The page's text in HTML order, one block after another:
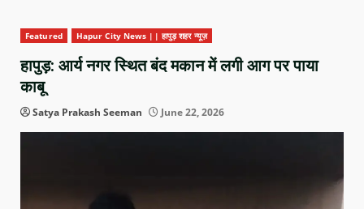
Featured Hapur City News || हापुड़ शहर न्यूज़
हापुड़: आर्य नगर स्थित बंद मकान में लगी आग पर पाया
काबू
Satya Prakash Seeman June 22, 2026